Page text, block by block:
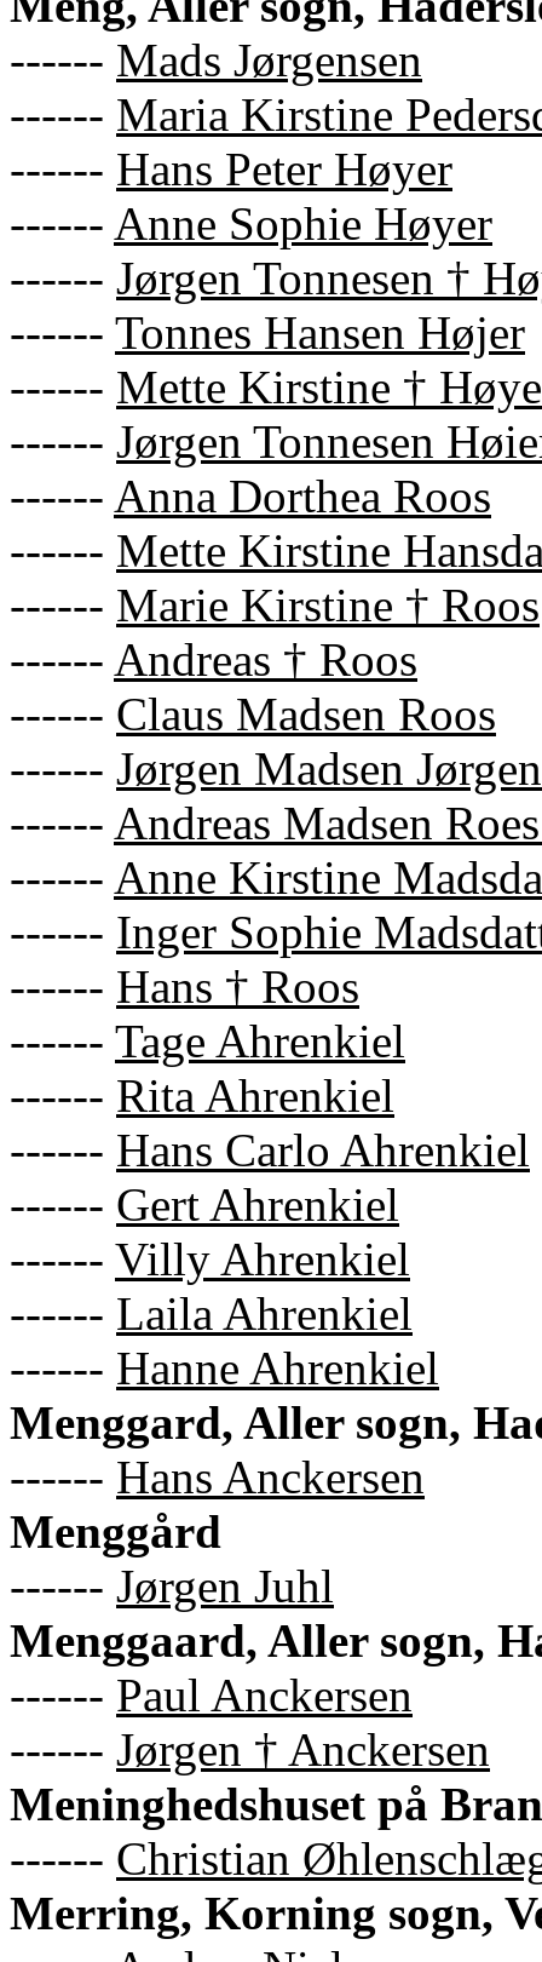
------ Mads Jørgensen
------ Maria Kirstine
------ Hans Peter Høyer
------ Anne Sophie Høyer
------ Jørgen Tonnesen †
------ Tonnes Hansen Højer
------ Mette Kirstine †
------ Jørgen Tonnesen
------ Anna Dorthea Roos
------ Mette Kirstine
------ Marie Kirstine † Roos
------ Andreas † Roos
------ Claus Madsen Roos
------ Jørgen Madsen
------ Andreas Madsen
------ Anne Kirstine
------ Inger Sophie
------ Hans † Roos
------ Tage Ahrenkiel
------ Rita Ahrenkiel
------ Hans Carlo Ahrenkiel
------ Gert Ahrenkiel
------ Villy Ahrenkiel
------ Laila Ahrenkiel
------ Hanne Ahrenkiel
Menggard, Aller sogn,
------ Hans Anckersen
Menggård
------ Jørgen Juhl
Menggaard, Aller sogn,
------ Paul Anckersen
------ Jørgen † Anckersen
Meninghedshuset på
------ Christian
Merring, Korning sogn,